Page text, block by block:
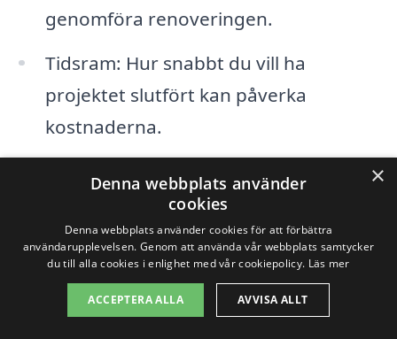
genomföra renoveringen.
Tidsram: Hur snabbt du vill ha
projektet slutfört kan påverka
kostnaderna.
Att anlita experter på badrumsrenovering
i Kurveröd kan också påverka priset.
Professionella hantverkare har
erfarenheten som behövs för att leverera
hög kvalitet, vilket kan vara värt den extra
×
Denna webbplats använder
cookies
Denna webbplats använder cookies för att förbättra
användarupplevelsen. Genom att använda vår webbplats samtycker
du till alla cookies i enlighet med vår cookiepolicy. Läs mer
ACCEPTERA ALLA AVVISA ALLT